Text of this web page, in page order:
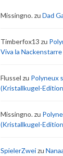
Missingno.zu Dad
Timberfox13 zu
Viva la Nackenstarre
Flussel zu Polyneux
(Kristallkugel-
Missingno.zu
(Kristallkugel-
SpielerZweizu